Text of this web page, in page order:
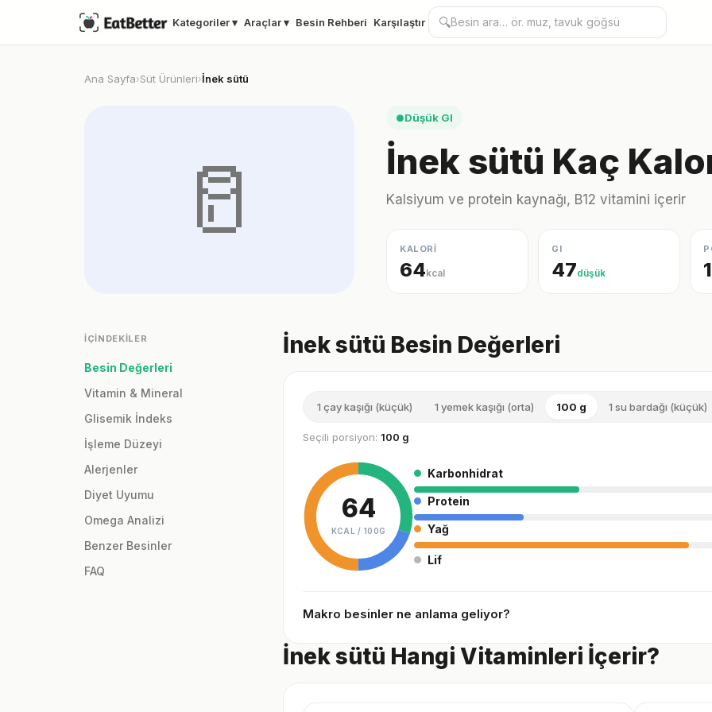
Kategoriler ▾ Araçlar ▾ Besin Rehberi Karşılaştır 🔍
Ana Sayfa›Süt Ürünleri›İnek sütü
🥛
●Düşük GI
İnek sütü Kaç
Kalsiyum ve protein kaynağı, B12 vitamini içerir
KALORİ
64kcal
GI
47düşük
İÇINDEKILER
Besin Değerleri
Vitamin & Mineral
Glisemik İndeks
İşleme Düzeyi
Alerjenler
Diyet Uyumu
Omega Analizi
Benzer Besinler
FAQ
İnek sütü Besin Değerleri
1 çay kaşığı (küçük) 1 yemek kaşığı (orta) 100 g 1 su bardağı (küçük)
Seçili porsiyon: 100 g
64
KCAL / 100G
Karbonhidrat
Protein
Yağ
Lif
Makro besinler ne anlama geliyor?
İnek sütü Hangi Vitaminleri İçerir?